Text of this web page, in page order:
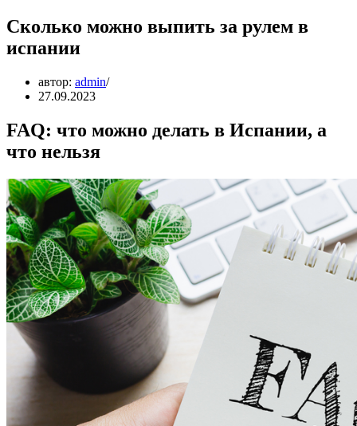
Сколько можно выпить за рулем в
испании
автор: admin
27.09.2023
FAQ: что можно делать в Испании, а
что нельзя